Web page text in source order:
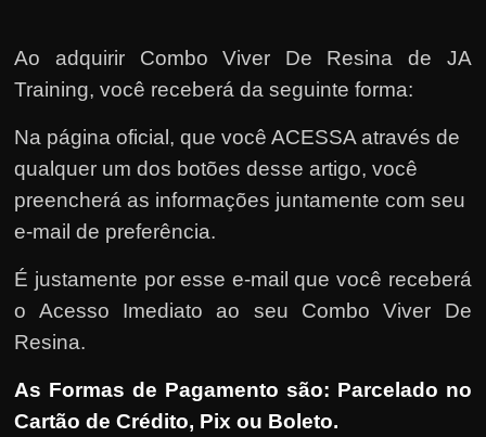
Ao adquirir Combo Viver De Resina de JA
Training, você receberá da seguinte forma:
Na página oficial, que você ACESSA através de
qualquer um dos botões desse artigo, você
preencherá as informações juntamente com seu
e-mail de preferência.
É justamente por esse e-mail que você receberá
o Acesso Imediato ao seu Combo Viver De
Resina.
As Formas de Pagamento são: Parcelado no
Cartão de Crédito, Pix ou Boleto.